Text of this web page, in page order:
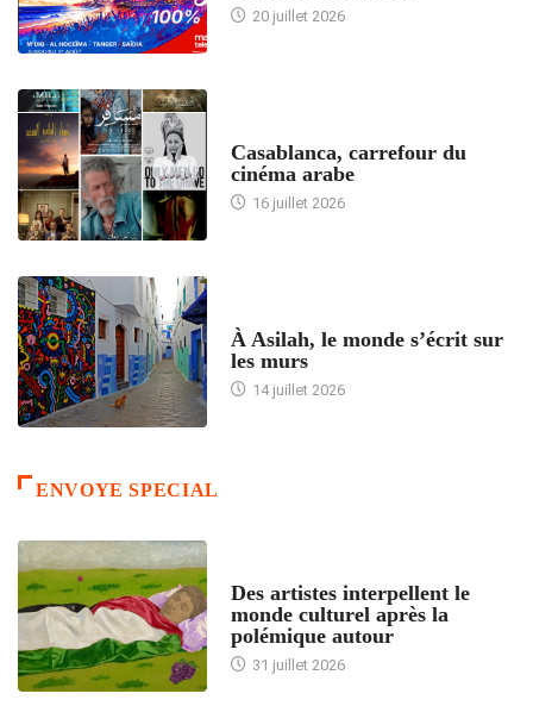
20 juillet 2026
Casablanca, carrefour du
cinéma arabe
16 juillet 2026
À Asilah, le monde s’écrit sur
les murs
14 juillet 2026
ENVOYE SPECIAL
Des artistes interpellent le
monde culturel après la
polémique autour
31 juillet 2026